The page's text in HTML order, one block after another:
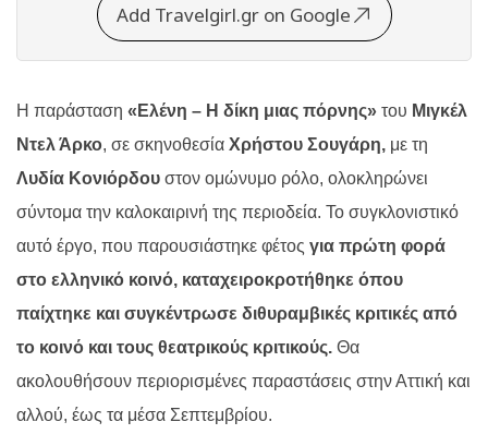
Add Travelgirl.gr on Google
Η παράσταση «Ελένη – Η δίκη μιας πόρνης» του Μιγκέλ
Ντελ Άρκο, σε σκηνοθεσία Χρήστου Σουγάρη, με τη
Λυδία Κονιόρδου στον ομώνυμο ρόλο, ολοκληρώνει
σύντομα την καλοκαιρινή της περιοδεία. Το συγκλονιστικό
αυτό έργο, που παρουσιάστηκε φέτος για πρώτη φορά
στο ελληνικό κοινό, καταχειροκροτήθηκε όπου
παίχτηκε και συγκέντρωσε διθυραμβικές κριτικές από
το κοινό και τους θεατρικούς κριτικούς. Θα
ακολουθήσουν περιορισμένες παραστάσεις στην Αττική και
αλλού, έως τα μέσα Σεπτεμβρίου.